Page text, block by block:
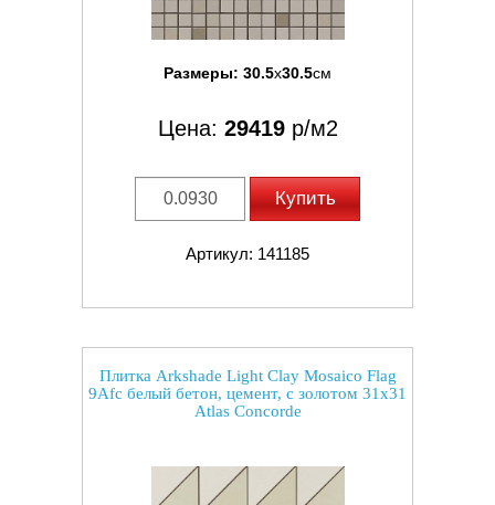
Размеры: 30.5x30.5см
Цена: 29419р/м2
Купить
Артикул: 141185
Плитка Arkshade Light Clay Mosaico Flag
9Afc белый бетон, цемент, с золотом 31x31
Atlas Concorde